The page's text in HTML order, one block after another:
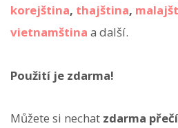
korejština, thajština,
vietnamština a další.
Použití je zdarma!
Můžete si nechat zdarma